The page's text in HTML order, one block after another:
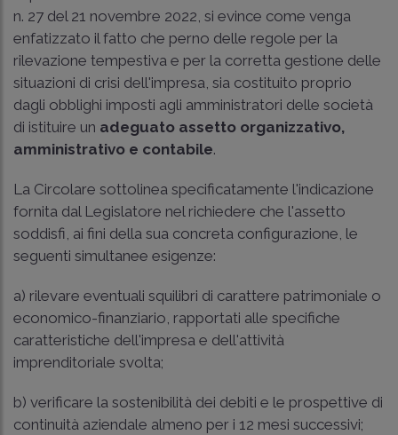
n. 27 del 21 novembre 2022, si evince come venga
enfatizzato il fatto che perno delle regole per la
rilevazione tempestiva e per la corretta gestione delle
situazioni di crisi dell'impresa, sia costituito proprio
dagli obblighi imposti agli amministratori delle società
di istituire un adeguato assetto organizzativo,
amministrativo e contabile.
La Circolare sottolinea specificatamente l'indicazione
fornita dal Legislatore nel richiedere che l'assetto
soddisfi, ai fini della sua concreta configurazione, le
seguenti simultanee esigenze:
a) rilevare eventuali squilibri di carattere patrimoniale o
economico-finanziario, rapportati alle specifiche
caratteristiche dell'impresa e dell'attività
imprenditoriale svolta;
b) verificare la sostenibilità dei debiti e le prospettive di
continuità aziendale almeno per i 12 mesi successivi;